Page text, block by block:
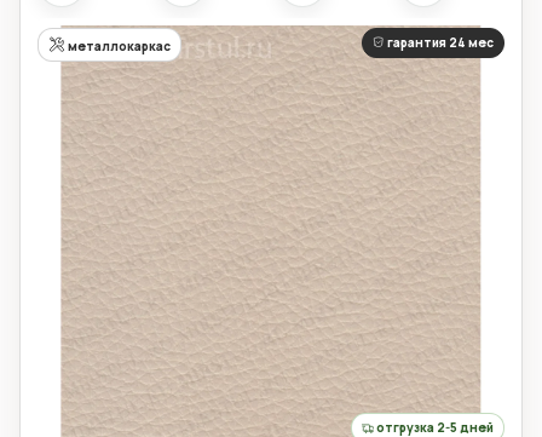
металлокаркас гарантия 24 мес
отгрузка 2-5 дней